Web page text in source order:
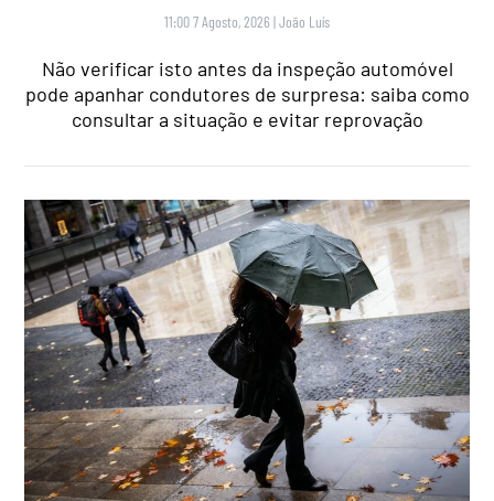
11:00 7 Agosto, 2026 |João Luís
Não verificar isto antes da inspeção automóvel
pode apanhar condutores de surpresa: saiba como
consultar a situação e evitar reprovação